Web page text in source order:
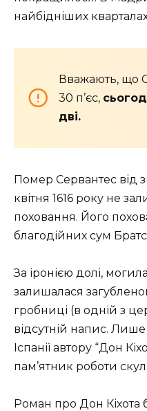
найбідніших
Вважають, що
30 п’єс,
дві.
Помер Сервантес від
квітня 1616 року не
поховання. Його
благодійних сум
За іронією долі,
залишалася
гробниці (в одній з
відсутній напис. Лише
Іспанії автору “Дон
пам’ятник роботи
Роман про Дон Кіхота